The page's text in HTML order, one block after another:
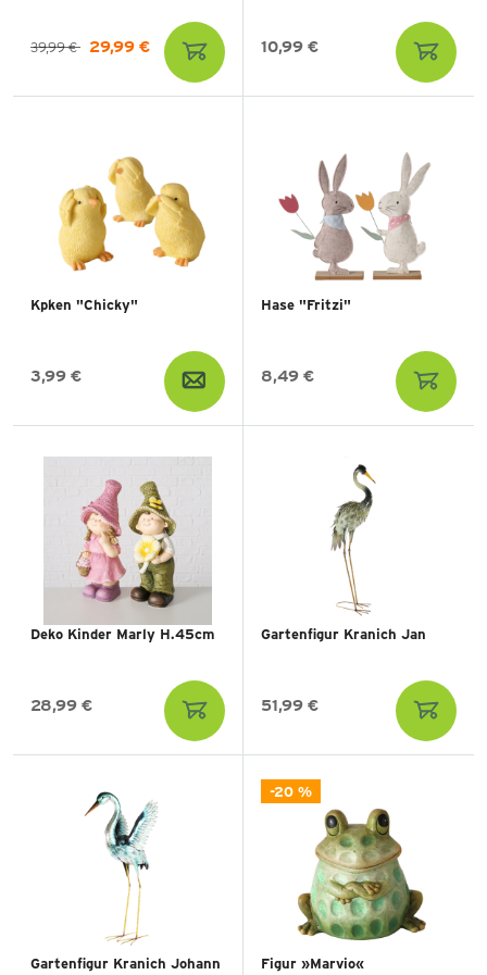
39,99 € 29,99 € 10,99 €
Kpken "Chicky"
3,99 €
Hase "Fritzi"
8,49 €
Deko Kinder Marly H.45cm
28,99 €
Gartenfigur Kranich Jan
51,99 €
Gartenfigur Kranich Johann
-20 %
Figur »Marvio«